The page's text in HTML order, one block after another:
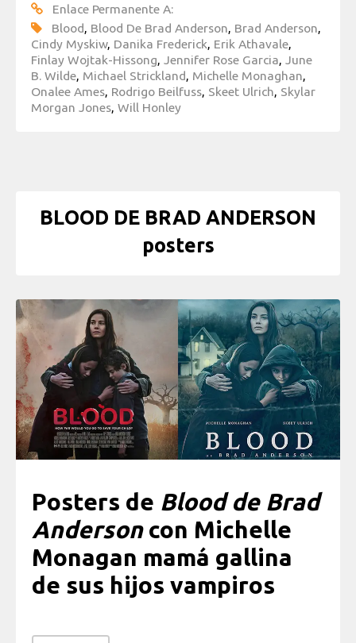
Enlace Permanente A:
Blood, Blood De Brad Anderson, Brad Anderson,
Cindy Myskiw, Danika Frederick, Erik Athavale,
Finlay Wojtak-Hissong, Jennifer Rose Garcia, June
B. Wilde, Michael Strickland, Michelle Monaghan,
Onalee Ames, Rodrigo Beilfuss, Skeet Ulrich, Skylar
Morgan Jones, Will Honley
BLOOD DE BRAD ANDERSON
posters
Posters de Blood de Brad
Andersoncon Michelle
Monagan mamá gallina
de sus hijos vampiros